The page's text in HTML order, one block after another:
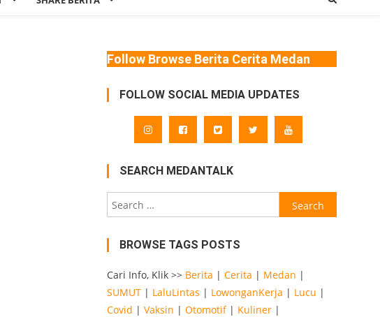
Follow Browse Berita Cerita Medan
FOLLOW SOCIAL MEDIA UPDATES
SEARCH MEDANTALK
Search
for:
BROWSE TAGS POSTS
Cari Info, Klik >> Berita | Cerita | Medan |
SUMUT| LaluLintas | LowonganKerja | Lucu |
Covid | Vaksin | Otomotif| Kuliner|